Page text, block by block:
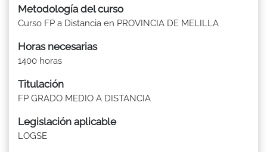
Metodología del curso
Curso FP a Distancia en PROVINCIA DE MELILLA
Horas necesarias
1400 horas
Titulación
FP GRADO MEDIO A DISTANCIA
Legislación aplicable
LOGSE